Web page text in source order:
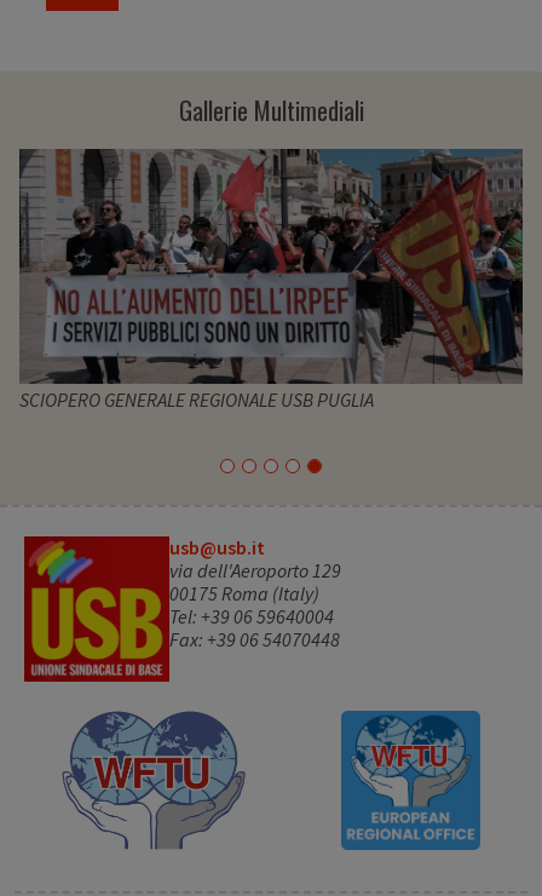
Gallerie Multimediali
SCIOPERO GENERALE REGIONALE USB PUGLIA
usb@usb.it
via dell'Aeroporto 129
00175 Roma (Italy)
Tel: +39 06 59640004
Fax: +39 06 54070448